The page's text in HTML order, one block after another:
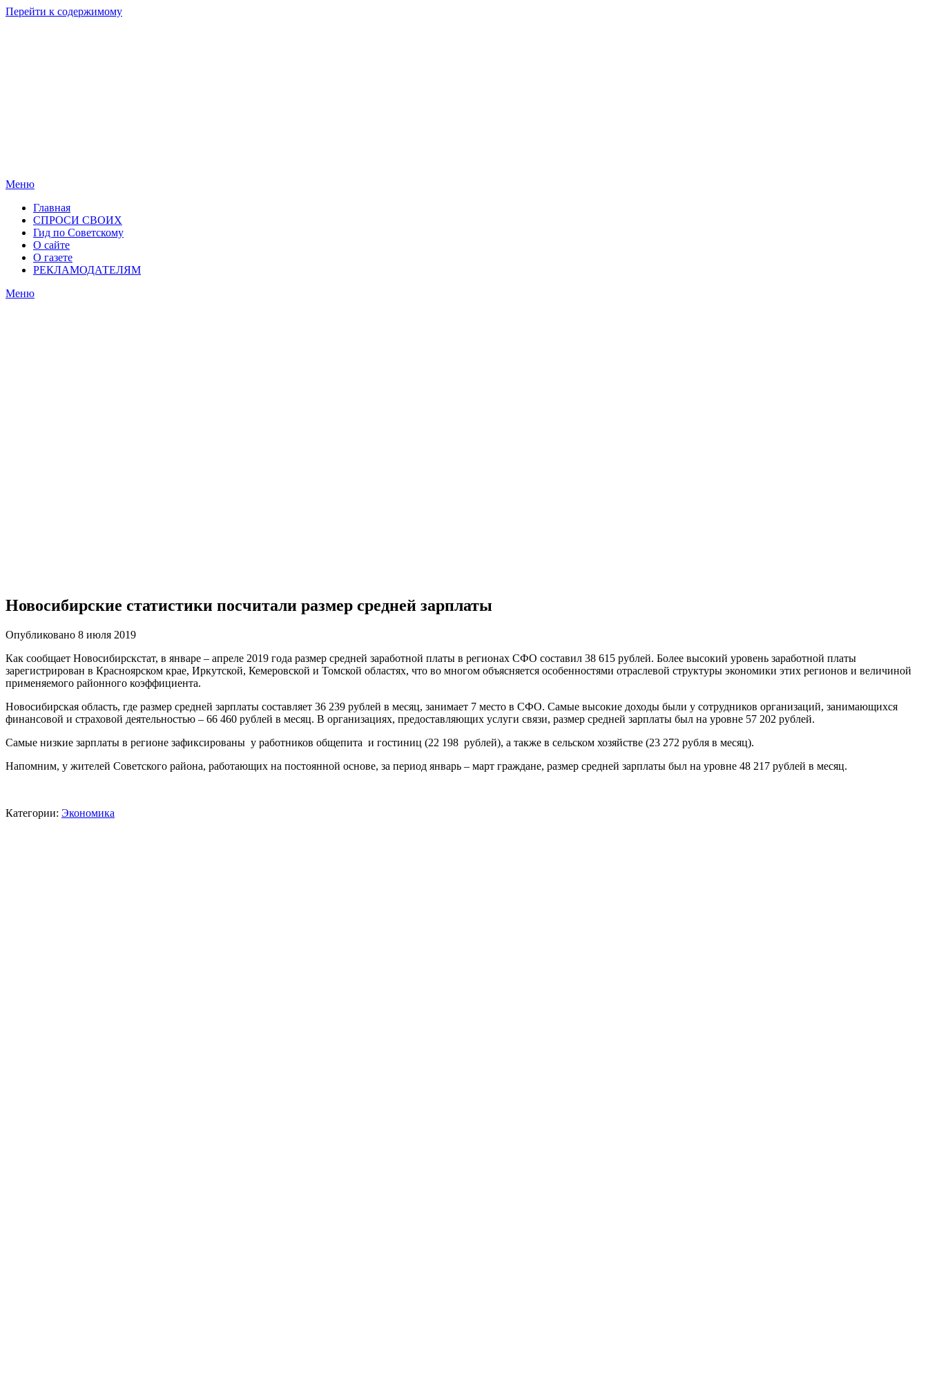
Перейти к содержимому
Меню
Главная
СПРОСИ СВОИХ
Гид по Советскому
О сайте
О газете
РЕКЛАМОДАТЕЛЯМ
Меню
Новосибирские статистики посчитали размер средней зарплаты
Опубликовано 8 июля 2019
Как сообщает Новосибирскстат, в январе – апреле 2019 года размер средней заработной платы в регионах СФО составил 38 615 рублей. Более высокий уровень заработной платы
зарегистрирован в Красноярском крае, Иркутской, Кемеровской и Томской областях, что во многом объясняется особенностями отраслевой структуры экономики этих регионов и величиной
применяемого районного коэффициента.
Новосибирская область, где размер средней зарплаты составляет 36 239 рублей в месяц, занимает 7 место в СФО. Самые высокие доходы были у сотрудников организаций, занимающихся
финансовой и страховой деятельностью – 66 460 рублей в месяц. В организациях, предоставляющих услуги связи, размер средней зарплаты был на уровне 57 202 рублей.
Самые низкие зарплаты в регионе зафиксированы у работников общепита и гостиниц (22 198 рублей), а также в сельском хозяйстве (23 272 рубля в месяц).
Напомним, у жителей Советского района, работающих на постоянной основе, за период январь – март граждане, размер средней зарплаты был на уровне 48 217 рублей в месяц.
Категории: Экономика